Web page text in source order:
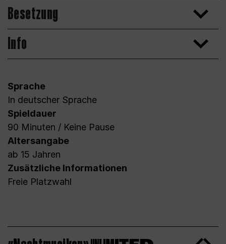
Besetzung
Info
Sprache
In deutscher Sprache
Spieldauer
90 Minuten / Keine Pause
Altersangabe
ab 15 Jahren
Zusätzliche Informationen
Freie Platzwahl